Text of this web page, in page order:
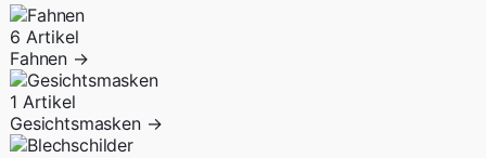
6 Artikel
Fahnen →
1 Artikel
Gesichtsmasken →